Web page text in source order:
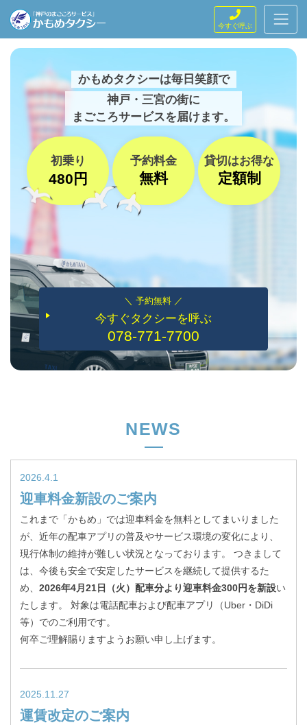
今すぐ呼ぶ
かもめタクシーは毎日笑顔で
神戸・三宮の街に
まごころサービスを届けます。
初乗り
480円
予約料金
無料
貸切はお得な
定額制
＼ 予約無料 ／
今すぐタクシーを呼ぶ
078-771-7700
NEWS
2026.4.1
迎車料金新設のご案内
これまで「かもめ」では迎車料金を無料としてまいりました
が、近年の配車アプリの普及やサービス環境の変化により、
現行体制の維持が難しい状況となっております。 つきまして
は、今後も安全で安定したサービスを継続して提供するた
め、 2026年4月21日（火）配車分より迎車料金300円を新設い
たします。 対象は電話配車および配車アプリ（Uber・DiDi
等）でのご利用です。
何卒ご理解賜りますようお願い申し上げます。
2025.11.27
運賃改定のご案内